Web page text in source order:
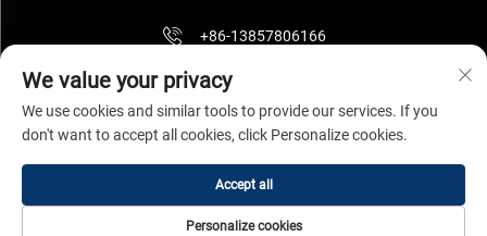
+86-13857806166
[email protected]
Polityka prywatności
We value your privacy
We use cookies and similar tools to provide our services. If you
don't want to accept all cookies, click Personalize cookies.
Personalize cookies
Accept all